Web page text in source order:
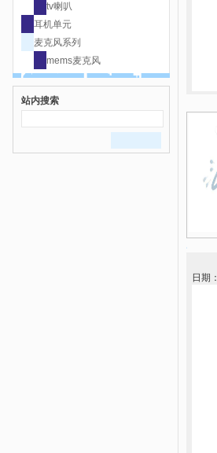
tv喇叭
耳机单元
麦克风系列
mems麦克风
站内搜索
日期：